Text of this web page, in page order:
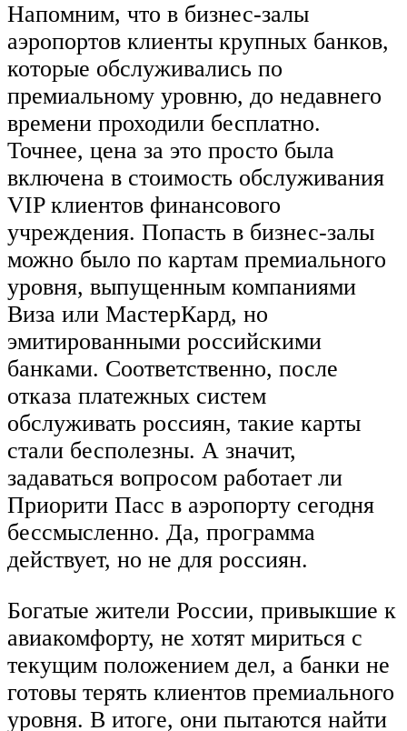
Напомним, что в бизнес-залы
аэропортов клиенты крупных банков,
которые обслуживались по
премиальному уровню, до недавнего
времени проходили бесплатно.
Точнее, цена за это просто была
включена в стоимость обслуживания
VIP клиентов финансового
учреждения. Попасть в бизнес-залы
можно было по картам премиального
уровня, выпущенным компаниями
Виза или МастерКард, но
эмитированными российскими
банками. Соответственно, после
отказа платежных систем
обслуживать россиян, такие карты
стали бесполезны. А значит,
задаваться вопросом работает ли
Приорити Пасс в аэропорту сегодня
бессмысленно. Да, программа
действует, но не для россиян.
Богатые жители России, привыкшие к
авиакомфорту, не хотят мириться с
текущим положением дел, а банки не
готовы терять клиентов премиального
уровня. В итоге, они пытаются найти